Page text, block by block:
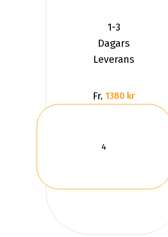
SNOW-H
MWS01
Dubb
1-3
Dagars
Leverans
Fr. 1380 kr